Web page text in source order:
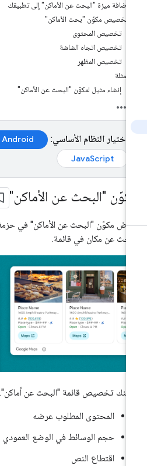
إضافة ميزة "البحث عن الأماكن" إلى تطبيقك
تخصيص مكوّن "بحث الأماكن"
تخصيص المحتوى
تخصيص اتجاه الشاشة
تخصيص المظهر
إنشاء مثيل لمكوّن "البحث عن الأماكن"
اختيار النظام الأساسي: Android‏
JavaScript‏
"البحث عن الأماكن"
عن مكان في قائمة.
تخصيص قائمة "البحث عن أماكن".
المحتوى المطلوب عرضه
حجم الوسائط في الوضع العمودي
اقتطاع النص